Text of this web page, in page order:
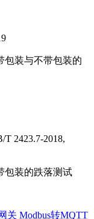
包装与不带包装的
T 2423.7-2018,
包装的跌落测试
关 Modbus转MQTT